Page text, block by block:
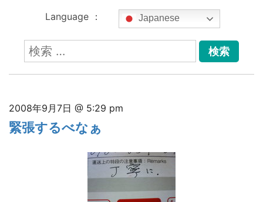
Language ： Japanese
検
索:
2008年9月7日 @ 5:29 pm
緊張するべなぁ